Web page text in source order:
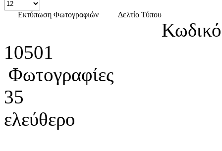
Εκτύπωση Φωτογραφιών Δελτίο Τύπου
10501
Φωτογραφίες
35
ελεύθερο